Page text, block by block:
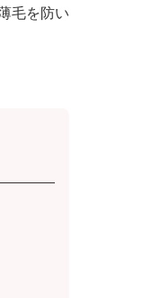
毛を防い